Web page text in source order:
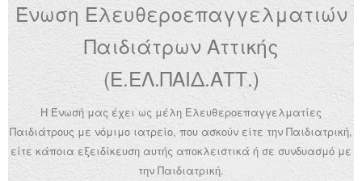
Ένωση Ελευθεροεπαγγελματιών
Παιδιάτρων Αττικής
(Ε.ΕΛ.ΠΑΙΔ.ΑΤΤ.)
Η Ένωσή μας έχει ως μέλη Ελευθεροεπαγγελματίες
Παιδιάτρους με νόμιμο ιατρείο, που ασκούν είτε την Παιδιατρική,
είτε κάποια εξειδίκευση αυτής αποκλειστικά ή σε συνδυασμό με
την Παιδιατρική.
Ανακοινώσεις
Εργαλεία για Παιδιάτρους
Χρήσιμα Links
Επεξεργασία Προφίλ